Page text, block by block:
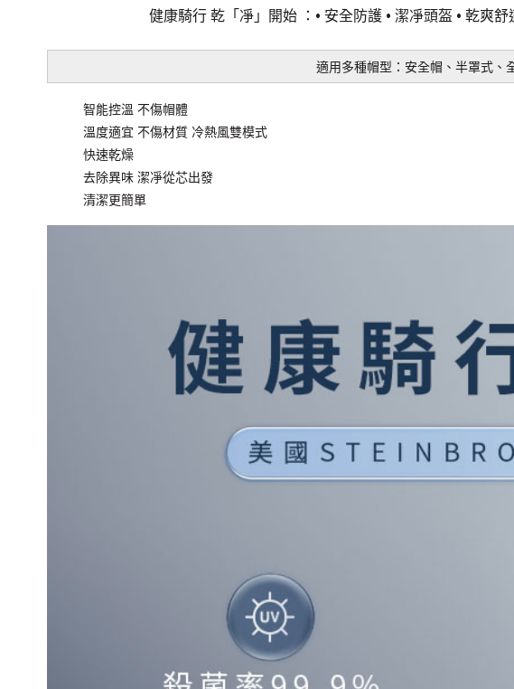
健康騎行 乾「凈」開始 ：• 安全防護 • 潔凈頭盔 • 乾爽
適用多種帽型：安全帽、半罩式、
智能控溫 不傷帽體
溫度適宜 不傷材質 冷熱風雙模式
快速乾燥
去除異味 潔凈從芯出發
清潔更簡單